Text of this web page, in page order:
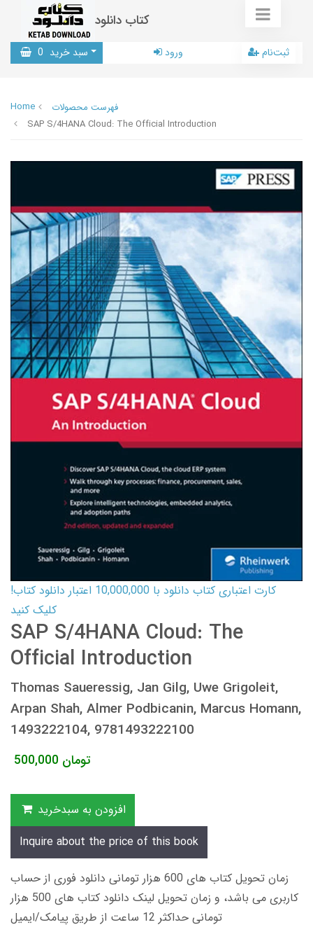
کتاب دانلود
سبد خرید 0 ورود ثبت‌نام
Home
فهرست محصولات
SAP S/4HANA Cloud: The Official Introduction
کارت اعتباری کتاب دانلود با 10,000,000 اعتبار دانلود کتاب!
کلیک کنید
SAP S/4HANA Cloud: The
Official Introduction
Thomas Saueressig, Jan Gilg, Uwe Grigoleit,
Arpan Shah, Almer Podbicanin, Marcus Homann,
1493222104, 9781493222100
500,000 تومان
افزودن به سبدخرید
Inquire about the price of this book
زمان تحویل کتاب های 600 هزار تومانی دانلود فوری از حساب
کاربری می باشد، و زمان تحویل لینک دانلود کتاب های 500 هزار
تومانی حداکثر 12 ساعت از طریق پیامک/ایمیل